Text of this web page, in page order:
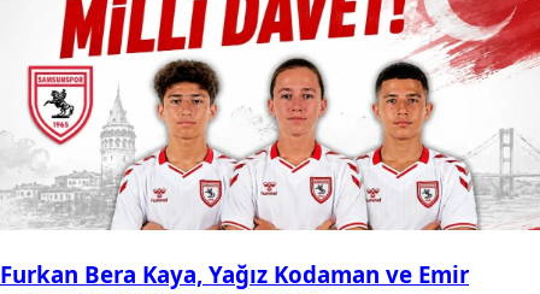
Furkan Bera Kaya, Yağız Kodaman ve Emir